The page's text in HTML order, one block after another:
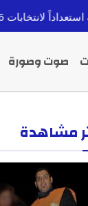
قبل 9 ساعات
صوت وصورة
مشاهدة